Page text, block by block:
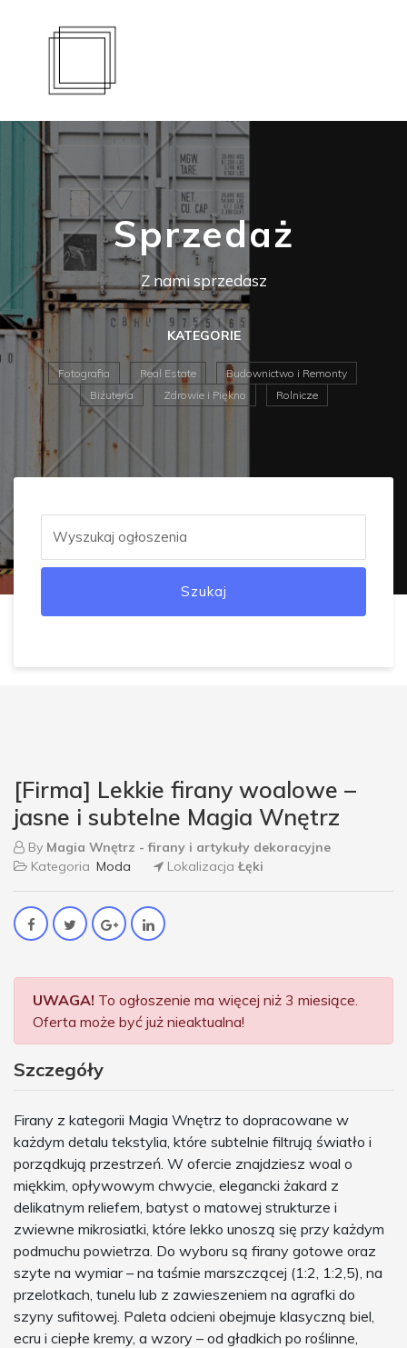
Sprzedaż
Z nami sprzedasz
KATEGORIE
Fotografia Real Estate
Budownictwo i Remonty
Biżuteria
Zdrowie i Piękno Rolnicze
Szukaj
[Firma] Lekkie firany woalowe –
jasne i subtelne Magia Wnętrz
By Magia Wnętrz - firany i artykuły dekoracyjne
Kategoria Moda Lokalizacja Łęki
UWAGA! To ogłoszenie ma więcej niż 3 miesiące.
Oferta może być już nieaktualna!
Szczegóły
Firany z kategorii Magia Wnętrz to dopracowane w
każdym detalu tekstylia, które subtelnie filtrują światło i
porządkują przestrzeń. W ofercie znajdziesz woal o
miękkim, opływowym chwycie, elegancki żakard z
delikatnym reliefem, batyst o matowej strukturze i
zwiewne mikrosiatki, które lekko unoszą się przy każdym
podmuchu powietrza. Do wyboru są firany gotowe oraz
szyte na wymiar – na taśmie marszczącej (1:2, 1:2,5), na
przelotkach, tunelu lub z zawieszeniem na agrafki do
szyny sufitowej. Paleta odcieni obejmuje klasyczną biel,
ecru i ciepłe kremy, a wzory – od gładkich po roślinne,